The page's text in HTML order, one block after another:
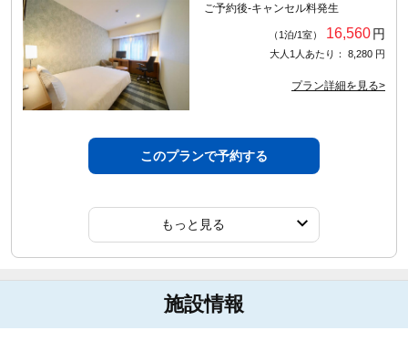
ご予約後-キャンセル料発生
（1泊/1室） 16,560円
大人1人あたり： 8,280 円
プラン詳細を見る>
このプランで予約する
もっと見る
施設情報